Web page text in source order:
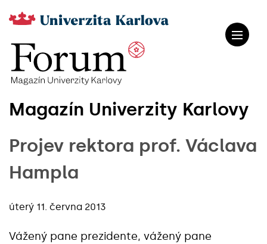
Magazín Univerzity Karlovy
Projev rektora prof. Václava
Hampla
úterý 11. června 2013
Vážený pane prezidente, vážený pane